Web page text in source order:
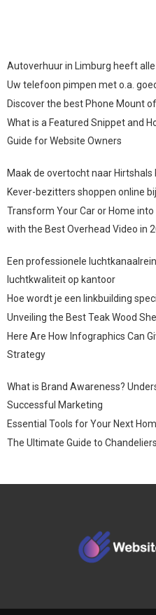
Autoverhuur in Limburg heeft alle
Uw telefoon pimpen met o.a.
Discover the best Phone Mount
What is a Featured Snippet and
Guide for Website Owners
Maak de overtocht naar
Kever-bezitters shoppen online
Transform Your Car or Home
with the Best Overhead Video in
Een professionele
luchtkwaliteit op kantoor
Hoe wordt je een linkbuilding
Unveiling the Best Teak Wood
Here Are How Infographics Can
Strategy
What is Brand Awareness?
Successful Marketing
Essential Tools for Your Next
The Ultimate Guide to